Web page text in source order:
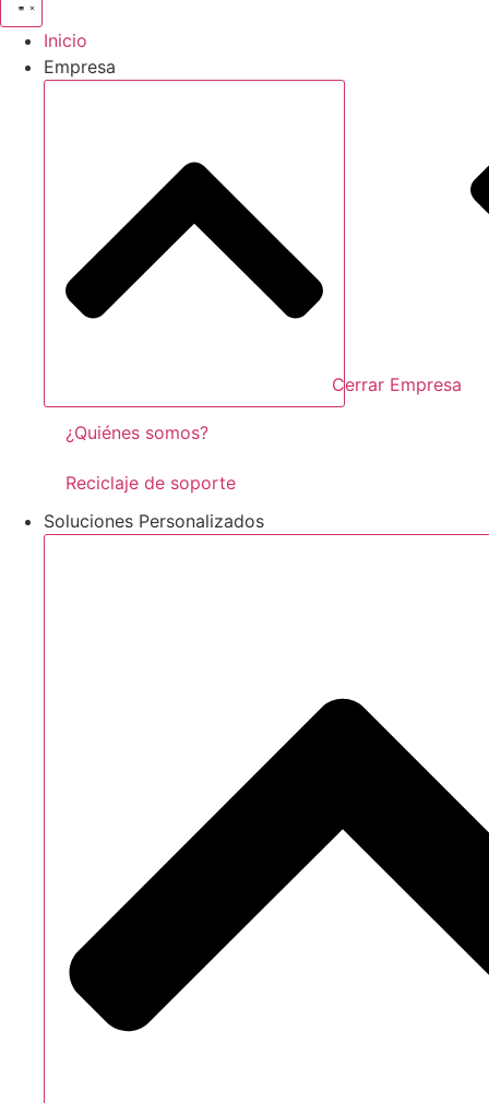
Inicio
Empresa
Cerrar Empresa
¿Quiénes somos?
Reciclaje de soporte
Soluciones Personalizados